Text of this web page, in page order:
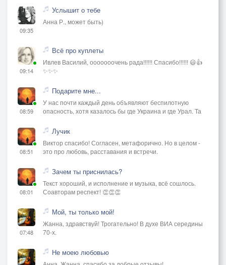
09:35
Услышит о тебе
Анна Р., может быть)
09:14
Всё про куплеты
Ивлев Василий, ооооооочень рада!!!!!! Спасибо!!!!!! 😃👍
✨✨✨
08:59
Подарите мне...
У нас почти каждый день объявляют беспилотную
опасность, хотя казалось бы где Украина и где Урал. Та
08:51
Лучик
Виктор спасибо! Согласен, метафорично. Но в целом -
это про любовь, расставания и встречи.
08:01
Зачем ты приснилась?
Текст хороший, и исполнение и музыка, всё сошлось.
Соавторам респект! 👏👏👏
07:48
Мой, ты только мой!
Жанна, здравствуй! Трогательно! В духе ВИА середины
70-х.
Не моею любовью